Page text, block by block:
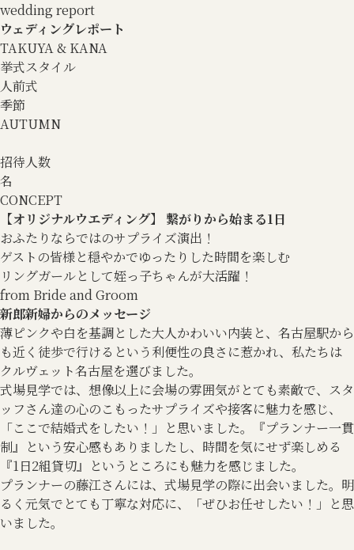
wedding report
ウェディングレポート
TAKUYA & KANA
挙式スタイル
人前式
季節
AUTUMN
招待人数
名
CONCEPT
【オリジナルウエディング】 繋がりから始まる1日
おふたりならではのサプライズ演出！
ゲストの皆様と穏やかでゆったりした時間を楽しむ
リングガールとして姪っ子ちゃんが大活躍！
from Bride and Groom
新郎新婦からのメッセージ
薄ピンクや白を基調とした大人かわいい内装と、名古屋駅から
も近く徒歩で行けるという利便性の良さに惹かれ、私たちは
クルヴェット名古屋を選びました。
式場見学では、想像以上に会場の雰囲気がとても素敵で、スタ
ッフさん達の心のこもったサプライズや接客に魅力を感じ、
「ここで結婚式をしたい！」と思いました。『プランナー一貫
制』という安心感もありましたし、時間を気にせず楽しめる
『1日2組貸切』というところにも魅力を感じました。
プランナーの藤江さんには、式場見学の際に出会いました。明
るく元気でとても丁寧な対応に、「ぜひお任せしたい！」と思
いました。